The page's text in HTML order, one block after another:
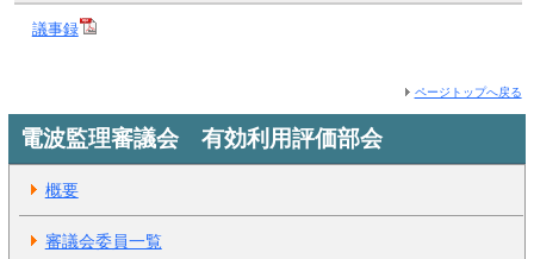
議事録
ページトップへ戻る
電波監理審議会 有効利用評価部会
概要
審議会委員一覧